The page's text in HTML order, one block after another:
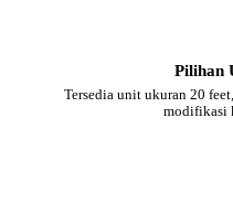
Pilihan
Tersedia unit ukuran 20
modifikasi